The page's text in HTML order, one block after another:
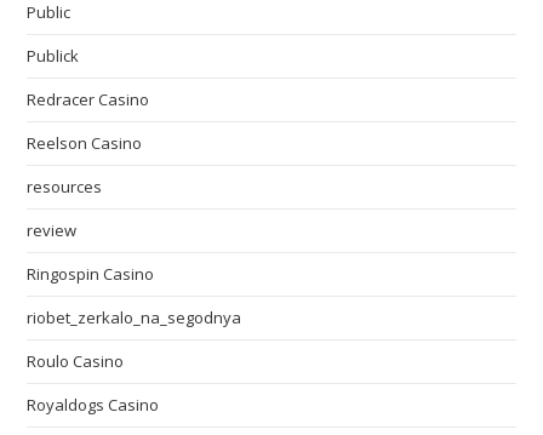
Public
Publick
Redracer Casino
Reelson Casino
resources
review
Ringospin Casino
riobet_zerkalo_na_segodnya
Roulo Casino
Royaldogs Casino